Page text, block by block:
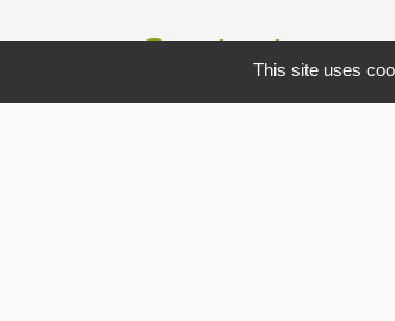
ContactsThis site uses